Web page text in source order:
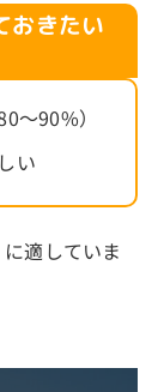
おきたい
〜90%）
い
適していま